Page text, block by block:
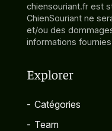
chiensouriant.fr est
ChienSouriant ne
et/ou des
informations
Explorer
- Catégories
- Team